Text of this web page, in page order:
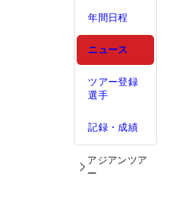
年間日程
ニュース
ツアー登録
選手
記録・成績
アジアンツア
ー